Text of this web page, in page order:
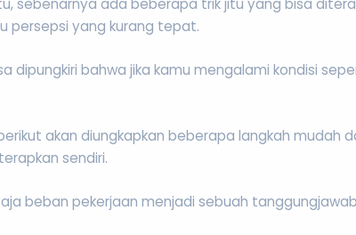
sebenarnya ada beberapa trik jitu yang bisa
persepsi yang kurang tepat.
dipungkiri bahwa jika kamu mengalami kondisi
akan diungkapkan beberapa langkah
sendiri.
beban pekerjaan menjadi sebuah